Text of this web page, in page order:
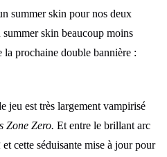
summer skin pour nos deux
skin beaucoup moins
la prochaine double bannière :
jeu est très largement vampirisé
Zone Zero. Et entre le brillant arc
et cette séduisante mise à jour pour